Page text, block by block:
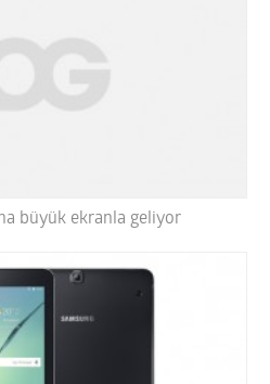
büyük ekranla geliyor